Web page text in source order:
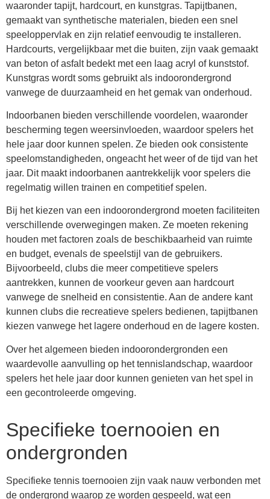
waaronder tapijt, hardcourt, en kunstgras. Tapijtbanen,
gemaakt van synthetische materialen, bieden een snel
speeloppervlak en zijn relatief eenvoudig te installeren.
Hardcourts, vergelijkbaar met die buiten, zijn vaak gemaakt
van beton of asfalt bedekt met een laag acryl of kunststof.
Kunstgras wordt soms gebruikt als indoorondergrond
vanwege de duurzaamheid en het gemak van onderhoud.
Indoorbanen bieden verschillende voordelen, waaronder
bescherming tegen weersinvloeden, waardoor spelers het
hele jaar door kunnen spelen. Ze bieden ook consistente
speelomstandigheden, ongeacht het weer of de tijd van het
jaar. Dit maakt indoorbanen aantrekkelijk voor spelers die
regelmatig willen trainen en competitief spelen.
Bij het kiezen van een indoorondergrond moeten faciliteiten
verschillende overwegingen maken. Ze moeten rekening
houden met factoren zoals de beschikbaarheid van ruimte
en budget, evenals de speelstijl van de gebruikers.
Bijvoorbeeld, clubs die meer competitieve spelers
aantrekken, kunnen de voorkeur geven aan hardcourt
vanwege de snelheid en consistentie. Aan de andere kant
kunnen clubs die recreatieve spelers bedienen, tapijtbanen
kiezen vanwege het lagere onderhoud en de lagere kosten.
Over het algemeen bieden indoorondergronden een
waardevolle aanvulling op het tennislandschap, waardoor
spelers het hele jaar door kunnen genieten van het spel in
een gecontroleerde omgeving.
Specifieke toernooien en
ondergronden
Specifieke tennis toernooien zijn vaak nauw verbonden met
de ondergrond waarop ze worden gespeeld, wat een